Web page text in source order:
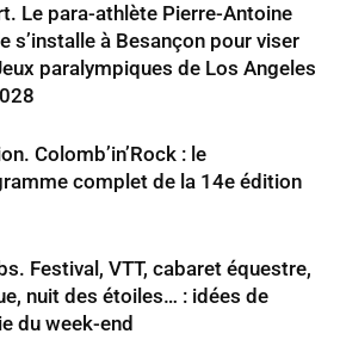
Le para-athlète Pierre-Antoine
s’installe à Besançon pour viser
paralympiques de Los Angeles
Colomb’in’Rock : le
complet de la 14e édition
Festival, VTT, cabaret équestre,
nuit des étoiles… : idées de
du week-end